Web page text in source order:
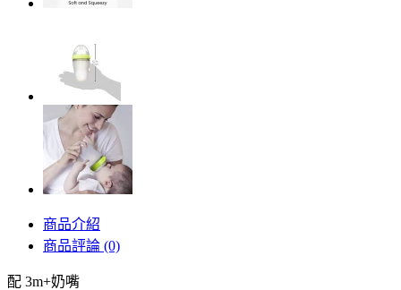
商品介紹
商品評論 (0)
配 3m+奶嘴